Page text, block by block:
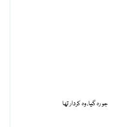
جو رہ گیا، وہ کردار تھا